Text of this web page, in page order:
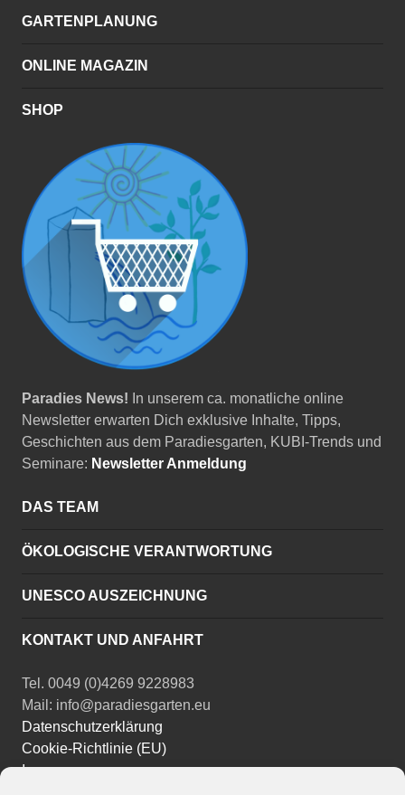
GARTENPLANUNG
ONLINE MAGAZIN
SHOP
Paradies News! In unserem ca. monatliche online
Newsletter erwarten Dich exklusive Inhalte, Tipps,
Geschichten aus dem Paradiesgarten, KUBI-Trends und
Seminare: Newsletter Anmeldung
DAS TEAM
ÖKOLOGISCHE VERANTWORTUNG
UNESCO AUSZEICHNUNG
KONTAKT UND ANFAHRT
Tel. 0049 (0)4269 9228983
Mail: info@paradiesgarten.eu
Datenschutzerklärung
Cookie-Richtlinie (EU)
Impressum